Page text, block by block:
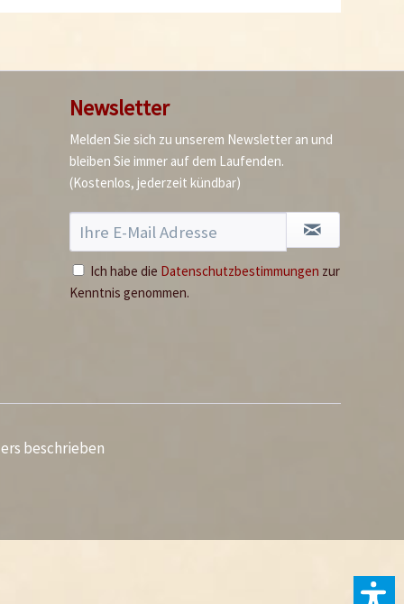
Newsletter
Melden Sie sich zu unserem Newsletter an und
bleiben Sie immer auf dem Laufenden.
(Kostenlos, jederzeit kündbar)
Ich habe die Datenschutzbestimmungen zur
Kenntnis genommen.
beschrieben